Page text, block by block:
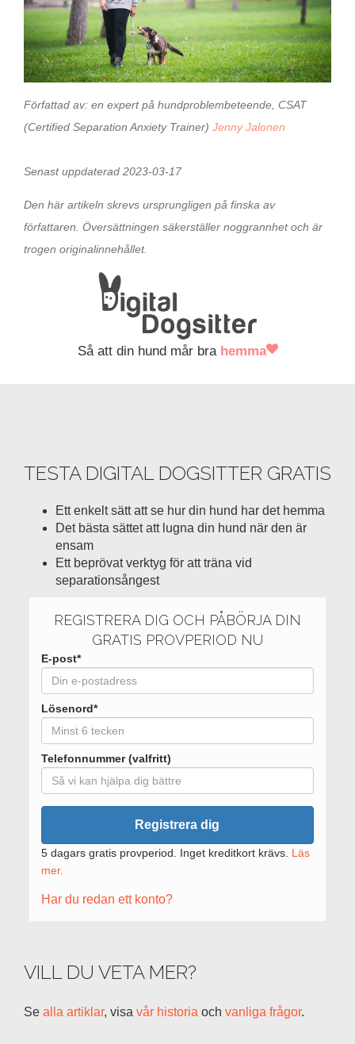
Författad av: en expert på hundproblembeteende, CSAT
(Certified Separation Anxiety Trainer) Jenny Jalonen
Senast uppdaterad 2023-03-17
Den här artikeln skrevs ursprungligen på finska av
författaren. Översättningen säkerställer noggrannhet och är
trogen originalinnehållet.
Så att din hund mår bra hemma
TESTA DIGITAL DOGSITTER GRATIS
Ett enkelt sätt att se hur din hund har det hemma
Det bästa sättet att lugna din hund när den är
ensam
Ett beprövat verktyg för att träna vid
separationsångest
REGISTRERA DIG OCH PÅBÖRJA DIN
GRATIS PROVPERIOD NU
E-post*
Lösenord*
Telefonnummer (valfritt)
Registrera dig
5 dagars gratis provperiod. Inget kreditkort krävs.
Läs
mer.
Har du redan ett konto?
VILL DU VETA MER?
Se alla artiklar, visa vår historia och vanliga frågor.